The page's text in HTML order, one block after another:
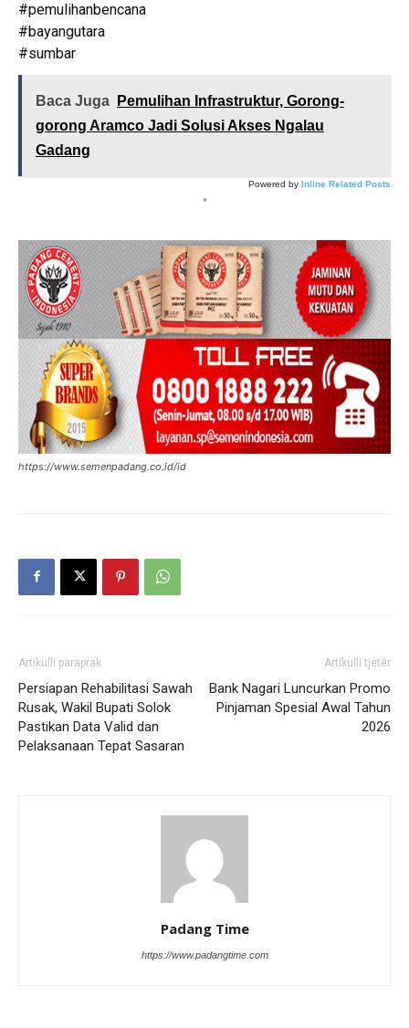
#pemulihanbencana
#bayangutara
#sumbar
Baca Juga
Pemulihan Infrastruktur, Gorong-
gorong Aramco Jadi Solusi Akses Ngalau
Gadang
Powered by Inline Related Posts
*
https://www.semenpadang.co.id/id
Artikulli paraprak
Persiapan Rehabilitasi Sawah
Rusak, Wakil Bupati Solok
Pastikan Data Valid dan
Pelaksanaan Tepat Sasaran
Artikulli tjetër
Bank Nagari Luncurkan Promo
Pinjaman Spesial Awal Tahun
2026
Padang Time
https://www.padangtime.com